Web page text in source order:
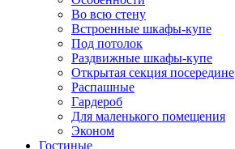
Во всю стену
Встроенные шкафы-купе
Под потолок
Раздвижные шкафы-купе
Открытая секция посередине
Распашные
Гардероб
Для маленького помещения
Эконом
Гостиные